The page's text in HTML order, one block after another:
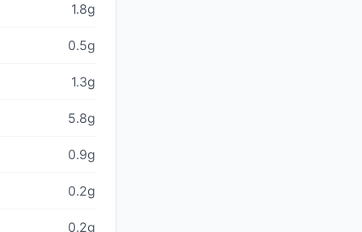
1.8g
0.5g
1.3g
5.8g
0.9g
0.2g
0.2g